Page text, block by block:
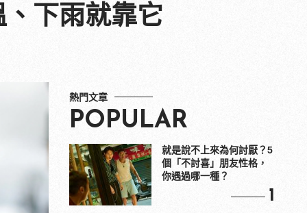
下雨就靠它
熱門文章
POPULAR
就是說不上來為何討厭？5
個「不討喜」朋友性格，
你遇過哪一種？
1